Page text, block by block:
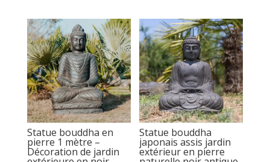
Statue bouddha en
pierre 1 mètre –
Décoration de jardin
Statue bouddha
japonais assis jardin
extérieur en pierre